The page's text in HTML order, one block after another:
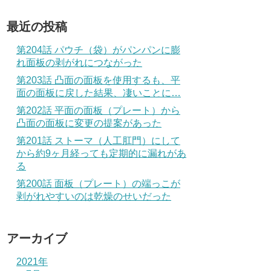
最近の投稿
第204話 パウチ（袋）がパンパンに膨
れ面板の剥がれにつながった
第203話 凸面の面板を使用するも、平
面の面板に戻した結果、凄いことに…
第202話 平面の面板（プレート）から
凸面の面板に変更の提案があった
第201話 ストーマ（人工肛門）にして
から約9ヶ月経っても定期的に漏れがあ
る
第200話 面板（プレート）の端っこが
剥がれやすいのは乾燥のせいだった
アーカイブ
2021年